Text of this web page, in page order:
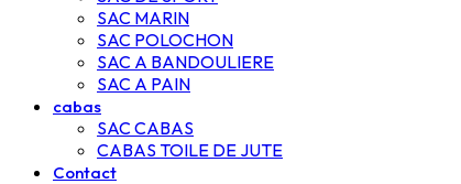
SAC MARIN
SAC POLOCHON
SAC A BANDOULIERE
SAC A PAIN
cabas
SAC CABAS
CABAS TOILE DE JUTE
Contact